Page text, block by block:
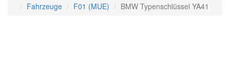
Fahrzeuge F01 (MUE) BMW Typenschlüssel YA41